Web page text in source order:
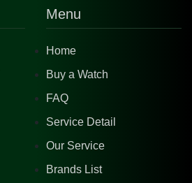
Menu
Home
Buy a Watch
FAQ
Service Detail
Our Service
Brands List